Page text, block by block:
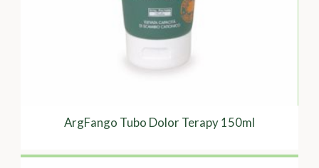
ArgFango Tubo Dolor Terapy 150ml